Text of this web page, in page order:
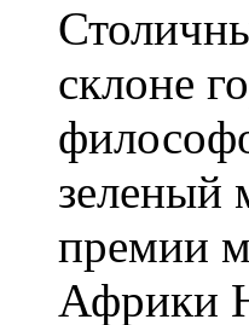
склоне
зеленый
премии
Африки